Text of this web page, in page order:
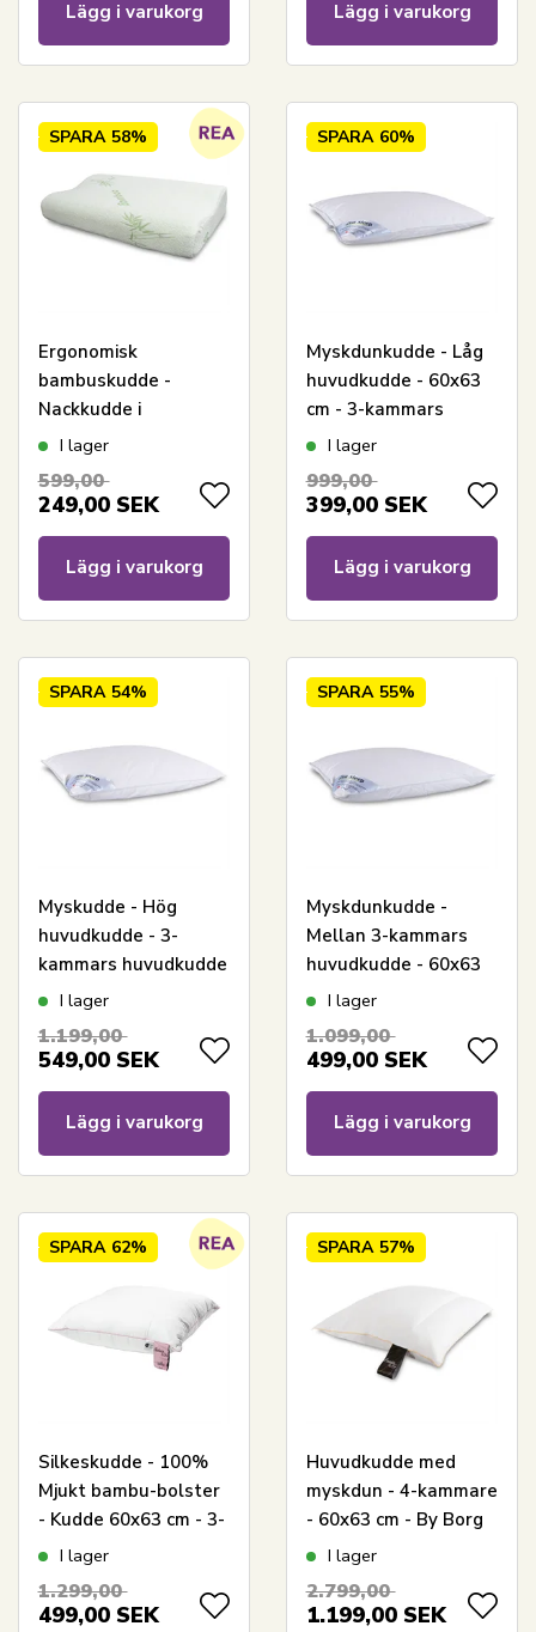
Lägg i varukorg Lägg i varukorg
SPARA 58%
Ergonomisk
bambuskudde -
Nackkudde i
memoryskum - Zen
I lager
599,00
249,00 SEK
Lägg i varukorg
SPARA 60%
Myskdunkudde - Låg
huvudkudde - 60x63
cm - 3-kammars
huvudkudde - Zen
I lager
999,00
399,00 SEK
Lägg i varukorg
SPARA 54%
Myskudde - Hög
huvudkudde - 3-
kammars huvudkudde
- 60x63 cm - Zen
I lager
1.199,00
549,00 SEK
Lägg i varukorg
SPARA 55%
Myskdunkudde -
Mellan 3-kammars
huvudkudde - 60x63
cm - Zen Sleep
I lager
1.099,00
499,00 SEK
Lägg i varukorg
SPARA 62%
Silkeskudde - 100%
Mjukt bambu-bolster
- Kudde 60x63 cm - 3-
kammars huvudkudde
I lager
1.299,00
499,00 SEK
SPARA 57%
Huvudkudde med
myskdun - 4-kammare
- 60x63 cm - By Borg
I lager
2.799,00
1.199,00 SEK